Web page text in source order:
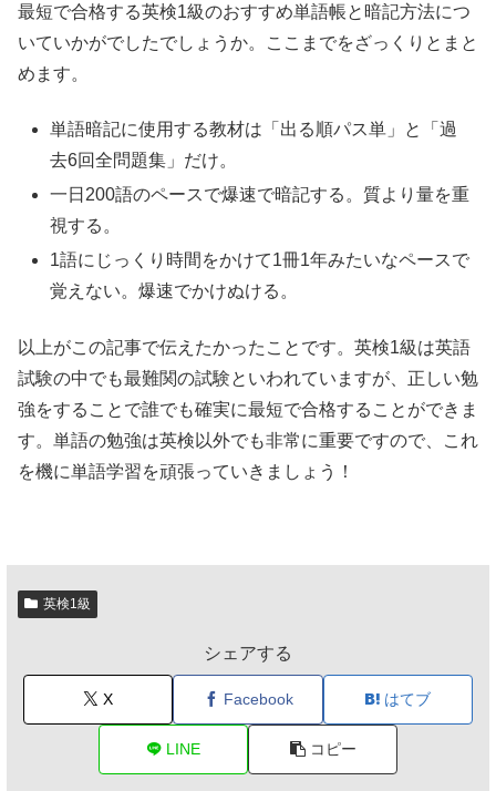
最短で合格する英検1級のおすすめ単語帳と暗記方法につ
いていかがでしたでしょうか。ここまでをざっくりとまと
めます。
単語暗記に使用する教材は「出る順パス単」と「過
去6回全問題集」だけ。
一日200語のペースで爆速で暗記する。質より量を重
視する。
1語にじっくり時間をかけて1冊1年みたいなペースで
覚えない。爆速でかけぬける。
以上がこの記事で伝えたかったことです。英検1級は英語
試験の中でも最難関の試験といわれていますが、正しい勉
強をすることで誰でも確実に最短で合格することができま
す。単語の勉強は英検以外でも非常に重要ですので、これ
を機に単語学習を頑張っていきましょう！
英検1級
シェアする
X Facebook はてブ
LINE コピー